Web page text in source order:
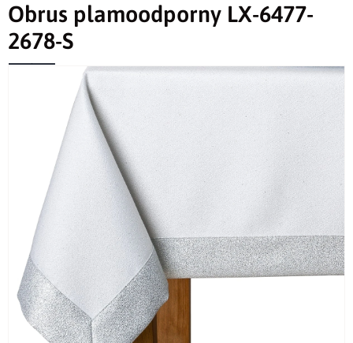
Obrus plamoodporny LX-6477-
2678-S